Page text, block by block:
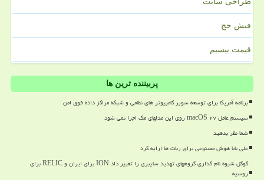
فیش حج
قیمت بیسیم
پربیننده ترین ها
برنامه آمریکا برای توسعه سوپر کامپیوتر های نظامی و شبکه مراکز داده فوق امن
سیستم عامل macOS ۲۷ روی این مدلهای مک اجرا نمی شود
شما نظر بدهید
علی بابا هوش مصنوعی برای ربات ها ارایه کرد
گوگل شیوه نام گذاری گروههای تهدید سایبری را تغییر داد ION برای ایران و RELIC برای
روسیه